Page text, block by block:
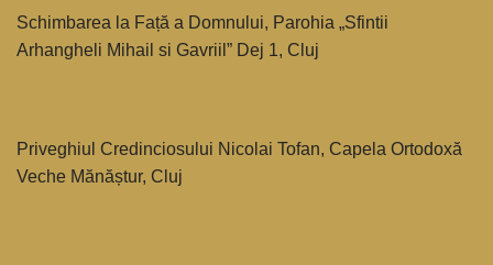
Schimbarea la Față a Domnului, Parohia „Sfintii
Arhangheli Mihail si Gavriil” Dej 1, Cluj
Priveghiul Credinciosului Nicolai Tofan, Capela Ortodoxă
Veche Mănăștur, Cluj